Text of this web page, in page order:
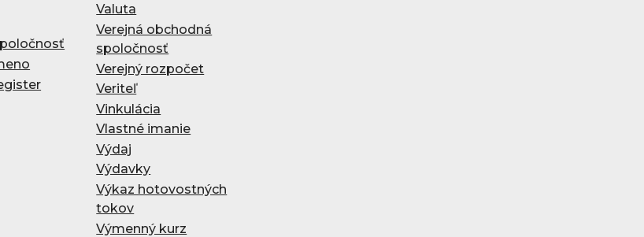
Valuta
Verejná obchodná
spoločnosť
Verejný rozpočet
Veriteľ
Vinkulácia
Vlastné imanie
Výdaj
Výdavky
Výkaz hotovostných
tokov
Výmenný kurz